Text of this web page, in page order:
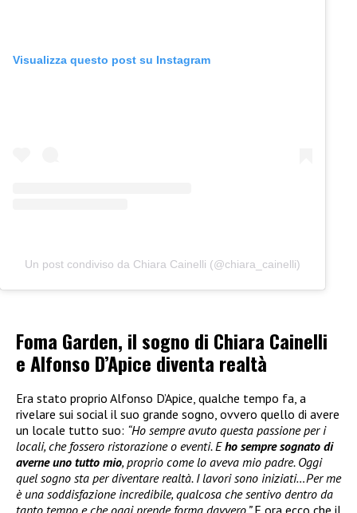
Visualizza questo post su Instagram
Un post condiviso da Chiara Cainelli (@chiara_cainelli)
Foma Garden, il sogno di Chiara Cainelli
e Alfonso D’Apice diventa realtà
Era stato proprio Alfonso D’Apice, qualche tempo fa, a
rivelare sui social il suo grande sogno, ovvero quello di avere
un locale tutto suo: “Ho sempre avuto questa passione per i
locali, che fossero ristorazione o eventi. Eho sempre sognato di
averne uno tutto mio, proprio come lo aveva mio padre. Oggi
quel sogno sta per diventare realtà. I lavori sono iniziati…Per me
è una soddisfazione incredibile, qualcosa che sentivo dentro da